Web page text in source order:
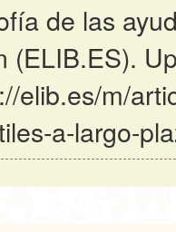
de las
(ELIB.ES).
elib.es/m/
a-largo-